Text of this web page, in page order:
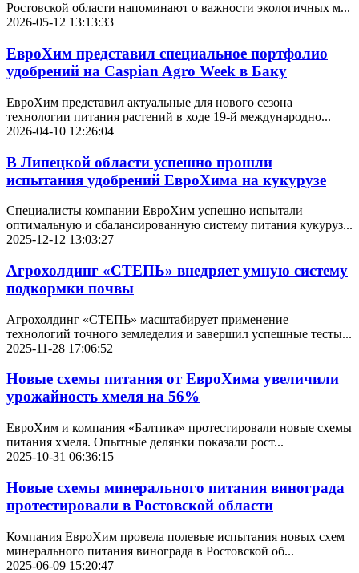
Ростовской области напоминают о важности экологичных м...
2026-05-12 13:13:33
ЕвроХим представил специальное портфолио
удобрений на Caspian Agro Week в Баку
ЕвроХим представил актуальные для нового сезона
технологии питания растений в ходе 19-й международно...
2026-04-10 12:26:04
В Липецкой области успешно прошли
испытания удобрений ЕвроХима на кукурузе
Специалисты компании ЕвроХим успешно испытали
оптимальную и сбалансированную систему питания кукуруз...
2025-12-12 13:03:27
Агрохолдинг «СТЕПЬ» внедряет умную систему
подкормки почвы
Агрохолдинг «СТЕПЬ» масштабирует применение
технологий точного земледелия и завершил успешные тесты...
2025-11-28 17:06:52
Новые схемы питания от ЕвроХима увеличили
урожайность хмеля на 56%
ЕвроХим и компания «Балтика» протестировали новые схемы
питания хмеля. Опытные делянки показали рост...
2025-10-31 06:36:15
Новые схемы минерального питания винограда
протестировали в Ростовской области
Компания ЕвроХим провела полевые испытания новых схем
минерального питания винограда в Ростовской об...
2025-06-09 15:20:47